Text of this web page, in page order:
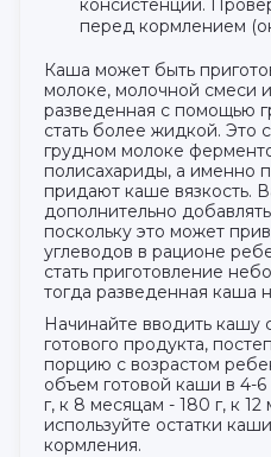
консистенции.
перед кормлением
Каша может быть
молоке, молочной смеси
разведенная с помощью
стать более жидкой. Это
грудном молоке
полисахариды, а именно
придают каше вязкость.
дополнительно
поскольку это может
углеводов в рационе
стать приготовление
тогда разведенная каша
Начинайте вводить кашу
готового продукта,
порцию с возрастом
объем готовой каши в 4-6
г, к 8 месяцам - 180 г, к
используйте остатки
кормления.